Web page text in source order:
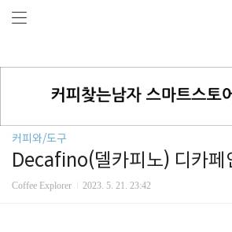
커피와/도구
Decafino(델카피노) 디카페
Coffee Explorer 2023. 5. 21. 23:42